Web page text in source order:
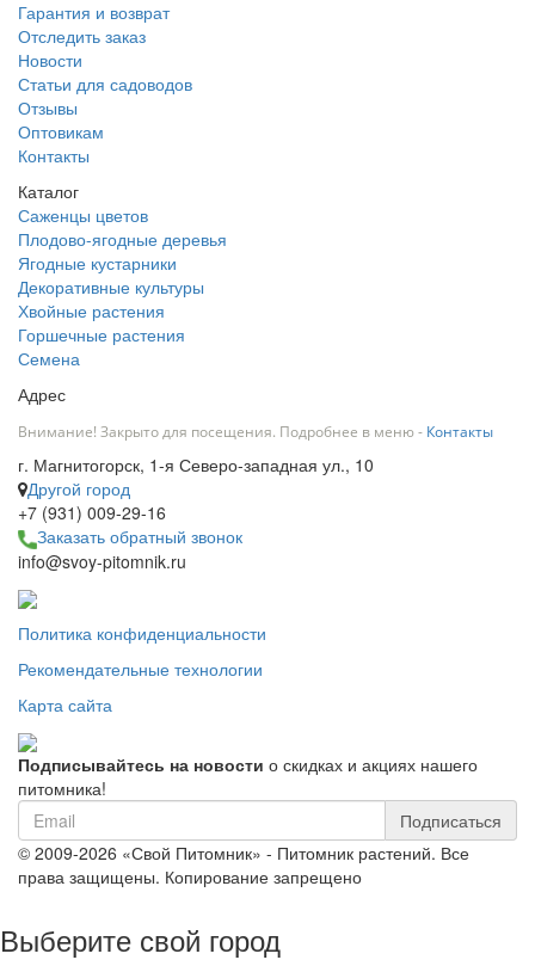
Гарантия и возврат
Отследить заказ
Новости
Статьи для садоводов
Отзывы
Оптовикам
Контакты
Каталог
Саженцы цветов
Плодово-ягодные деревья
Ягодные кустарники
Декоративные культуры
Хвойные растения
Горшечные растения
Семена
Адрес
Внимание! Закрыто для посещения. Подробнее в меню - Контакты
г. Магнитогорск, 1-я Северо-западная ул., 10
Другой город
+7 (931) 009-29-16
Заказать обратный звонок
info@svoy-pitomnik.ru
Политика конфиденциальности
Рекомендательные технологии
Карта сайта
Подписывайтесь на новости о скидках и акциях нашего
питомника!
Подписаться
© 2009-2026 «Свой Питомник» - Питомник растений. Все
права защищены. Копирование запрещено
Выберите свой город